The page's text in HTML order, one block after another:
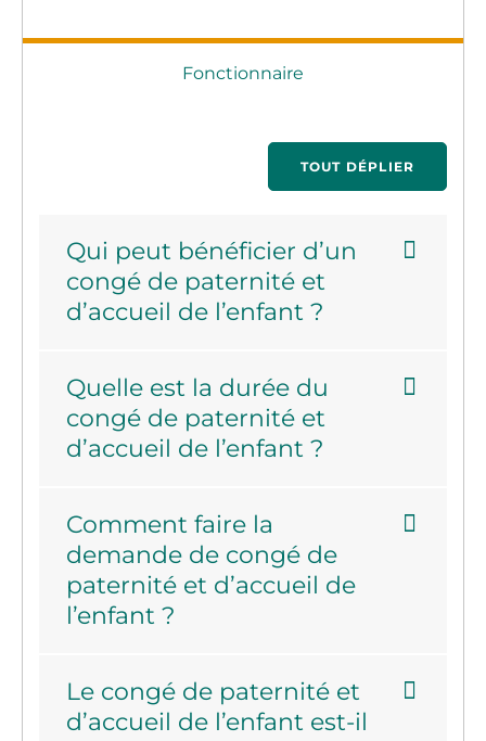
Fonctionnaire
TOUT DÉPLIER
Qui peut bénéficier d’un
congé de paternité et
d’accueil de l’enfant ?
Quelle est la durée du
congé de paternité et
d’accueil de l’enfant ?
Comment faire la
demande de congé de
paternité et d’accueil de
l’enfant ?
Le congé de paternité et
d’accueil de l’enfant est-il